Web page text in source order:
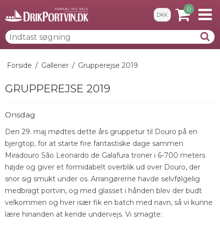
DKK
0
Forside / Gallerier / Grupperejse 2019
GRUPPEREJSE 2019
Onsdag
Den 29. maj mødtes dette års gruppetur til Douro på en
bjergtop, for at starte fire fantastiske dage sammen.
Miradouro São Leonardo de Galafura troner i 6-700 meters
højde og giver et formidabelt overblik ud over Douro, der
snor sig smukt under os. Arrangørerne havde selvfølgelig
medbragt portvin, og med glasset i hånden blev der budt
velkommen og hver især fik en batch med navn, så vi kunne
lære hinanden at kende undervejs. Vi smagte: